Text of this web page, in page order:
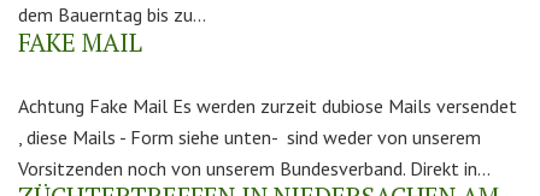
dem Bauerntag bis zu...
FAKE MAIL
Achtung Fake Mail Es werden zurzeit dubiose Mails versendet
, diese Mails - Form siehe unten- sind weder von unserem
Vorsitzenden noch von unserem Bundesverband. Direkt in...